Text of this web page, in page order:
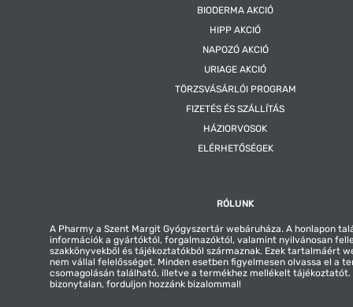
BIODERMA AKCIÓ
HIPP AKCIÓ
NAPOZÓ AKCIÓ
URIAGE AKCIÓ
TÖRZSVÁSÁRLÓI PROGRAM
FIZETÉS ÉS SZÁLLÍTÁS
HÁZIORVOSOK
ELÉRHETŐSÉGEK
RÓLUNK
A Pharmy a Szent Margit Gyógyszertár webáruháza. A honlapon
információk a gyártóktól, forgalmazóktól, valamint nyilvánosan
szakkönyvekből és tájékoztatókból származnak. Ezek tartalmáért
nem vállal felelősséget. Minden esetben figyelmesen olvassa el a
csomagolásán található, illetve a termékhez mellékelt tájékoztatót.
bizonytalan, forduljon hozzánk bizalommal!